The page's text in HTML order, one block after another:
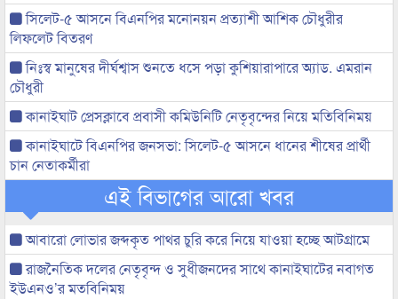
সিলেট-৫ আসনে বিএনপির মনোনয়ন প্রত্যাশী আশিক চৌধুরীর
লিফলেট বিতরণ
নিঃস্ব মানুষের দীর্ঘশ্বাস শুনতে ধসে পড়া কুশিয়ারাপারে অ্যাড. এমরান
চৌধুরী
কানাইঘাট প্রেসক্লাবে প্রবাসী কমিউনিটি নেতৃবৃন্দের নিয়ে মতিবিনিময়
কানাইঘাটে বিএনপির জনসভা: সিলেট-৫ আসনে ধানের শীষের প্রার্থী
চান নেতাকর্মীরা
এই বিভাগের আরো খবর
আবারো লোভার জব্দকৃত পাথর চুরি করে নিয়ে যাওয়া হচ্ছে আটগ্রামে
রাজনৈতিক দলের নেতৃবৃন্দ ও সুধীজনদের সাথে কানাইঘাটের নবাগত
ইউএনও’র মতবিনিময়